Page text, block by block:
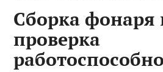
Сборка фонаря
проверка